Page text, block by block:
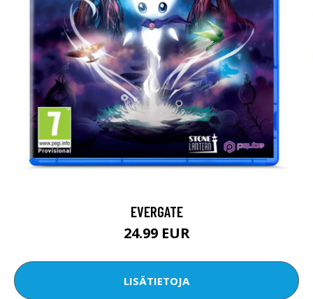
EVERGATE
24.99 EUR
LISÄTIETOJA